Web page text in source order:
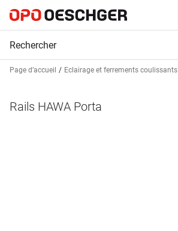
Page d’accueil Eclairage et ferrements coulissants
Rails HAWA Porta